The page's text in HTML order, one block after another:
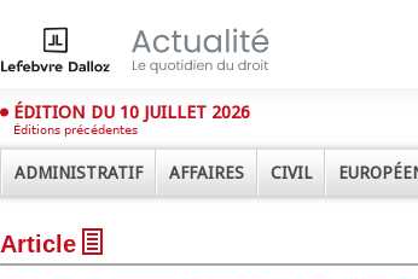
ÉDITION DU 10 JUILLET 2026
Éditions précédentes
ADMINISTRATIF AFFAIRES CIVIL
Article